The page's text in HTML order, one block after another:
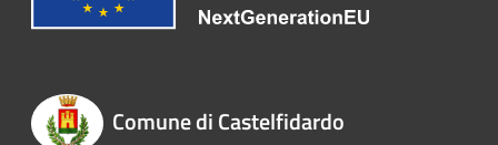
Comune di Castelfidardo